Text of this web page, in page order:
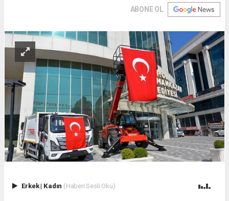
ABONE OL
Erkek| Kadın (Haberi Sesli Oku)